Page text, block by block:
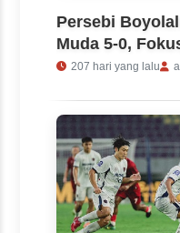
Persebi
Muda 5-0,
Lawan Persipur
207 hari yang lalu